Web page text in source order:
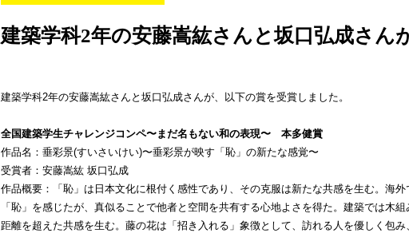
建築学科2年の安藤嵩紘さんと坂口弘成さん
建築学科2年の安藤嵩紘さんと坂口弘成さんが、以下の賞を受賞しました。
全国建築学生チャレンジコンペ〜まだ名もない和の表現〜 本多健賞
作品名：垂彩景(すいさいけい)〜垂彩景が映す「恥」の新たな感覚〜
受賞者：安藤嵩紘 坂口弘成
作品概要：「恥」は日本文化に根付く感性であり、その克服は新たな共感を生む。海
「恥」を感じたが、真似ることで他者と空間を共有する心地よさを得た。建築では木組
距離を超えた共感を生む。藤の花は「招き入れる」象徴として、訪れる人を優しく包